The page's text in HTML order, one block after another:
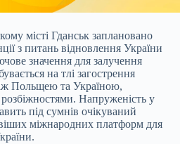
місті Гданськ заплановано
з питань відновлення України
значення для залучення
на тлі загострення
Польщею та Україною,
Напруженість у
під сумнів очікуваний
міжнародних платформ для